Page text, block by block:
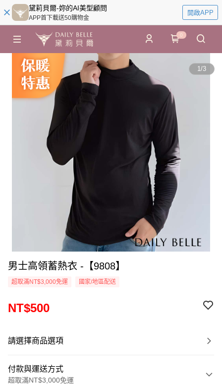
黛莉貝爾-妳的AI美型顧問
APP首下載送50購物金
開啟APP
0
1/3
男士高領蓄熱衣 -【9808】
超取滿NT$3,000免運 國家/地區配送
NT$500
請選擇商品選項
付款與運送方式
超取滿NT$3,000免運